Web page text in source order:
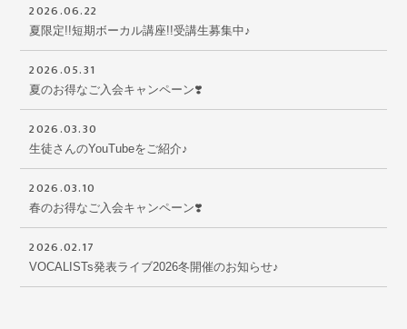
2026.06.22
夏限定!!短期ボーカル講座!!受講生募集中♪
2026.05.31
夏のお得なご入会キャンペーン❣️
2026.03.30
生徒さんのYouTubeをご紹介♪
2026.03.10
春のお得なご入会キャンペーン❣️
2026.02.17
VOCALISTs発表ライブ2026冬開催のお知らせ♪